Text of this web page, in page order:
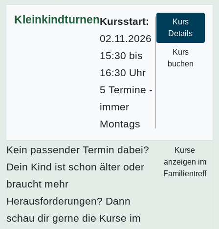
KleinkindturnenKursstart:
02.11.2026
15:30 bis
16:30 Uhr
5 Termine -
immer
Montags
Kurs
Details
Kurs
buchen
Kein passender Termin dabei?
Dein Kind ist schon älter oder
braucht mehr
Herausforderungen? Dann
schau dir gerne die Kurse im
Kurse
anzeigen im
Familientreff